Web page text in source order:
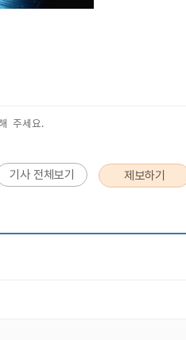
주세요.
기사 전체보기 제보하기